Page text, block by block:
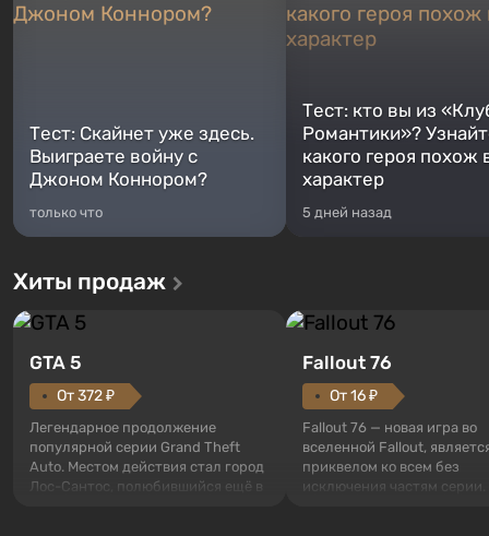
Тест: Скайнет уже здесь.
Выиграете войну с
Джоном Коннором?
только что
Тест: кто вы из
Романтики»?
какого героя похож
характер
5 дней назад
Хиты продаж
GTA 5
От 372 ₽
Легендарное продолжение
популярной серии Grand Theft
Auto. Местом действия стал город
Лос-Сантос, полюбившийся ещё в
Fallout 76
От 16 ₽
Fallout 76 — новая игра во
вселенной Fallout,
приквелом ко всем без
исключения частям серии.